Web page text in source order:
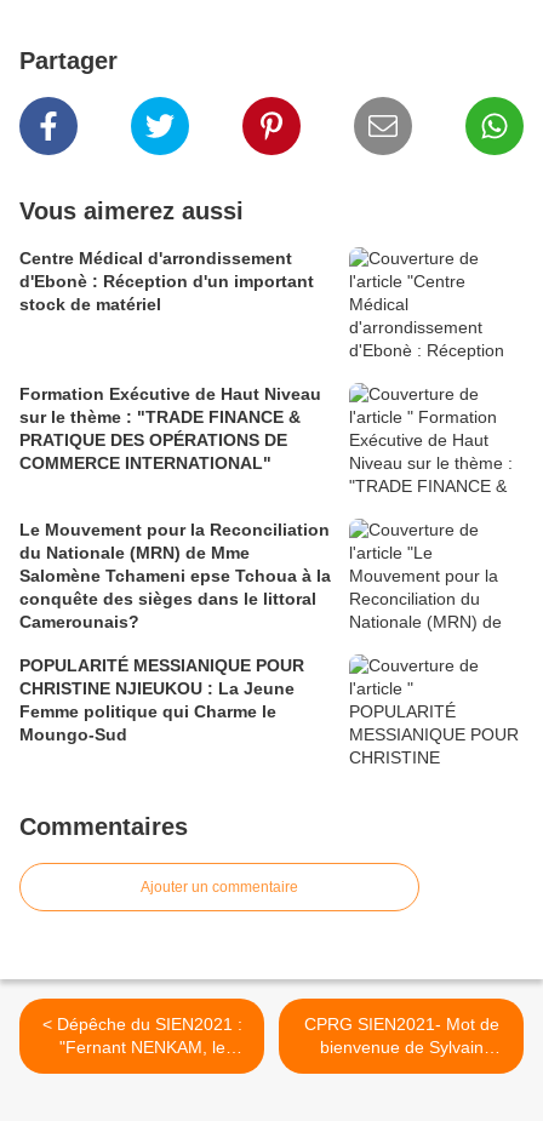
Partager
Vous aimerez aussi
Centre Médical d'arrondissement
d'Ebonè : Réception d'un important
stock de matériel
Formation Exécutive de Haut Niveau
sur le thème : "TRADE FINANCE &
PRATIQUE DES OPÉRATIONS DE
COMMERCE INTERNATIONAL"
Le Mouvement pour la Reconciliation
du Nationale (MRN) de Mme
Salomène Tchameni epse Tchoua à la
conquête des sièges dans le littoral
Camerounais?
POPULARITÉ MESSIANIQUE POUR
CHRISTINE NJIEUKOU : La Jeune
Femme politique qui Charme le
Moungo-Sud
Commentaires
Ajouter un commentaire
< Dépêche du SIEN2021 :
"Fernant NENKAM, le
parrain de cette édition
CPRG SIEN2021- Mot de
bienvenue de Sylvain
TIMAMO, Président de